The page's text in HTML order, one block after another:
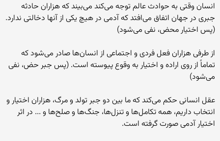
انسان وقتى به حوادث عالم توجه مى‏‌کند مى‌‏بیند که هزاران حادثه
جبرى در جهان اتفاق مى‌‏افتد که آدمى در هیچ یکى از آنها دخالتى ندارد.
(پس اختیار محض، نفی می‌شود)
از طرفى هزاران فعل فردى و اجتماعى از انسان‏‌ها صادر مى‌‏شود که
تماماً از روى اراده و اختیار به وقوع پیوسته است. (پس جبر حض، نفی
می‌شود)
عقل انسانى حکم مى‌‏کند که ما بین دو جبر تولد و مرگ، هزاران اختیار و
انتخاب داریم، همه تکامل‌‏ها و تنزل‌‏ها، جنگ‌‏ها و صلح‌‏ها و ... در اثر
اختیار آدمى صورت گرفته‏ است.